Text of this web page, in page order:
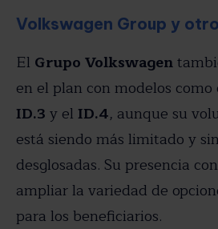
Volkswagen Group y
El Grupo Volkswagen
en el plan con modelos como
ID.3 y el ID.4, aunque su
está siendo más limitado y
desglosadas. Su presencia
ampliar la variedad de
para los beneficiarios.